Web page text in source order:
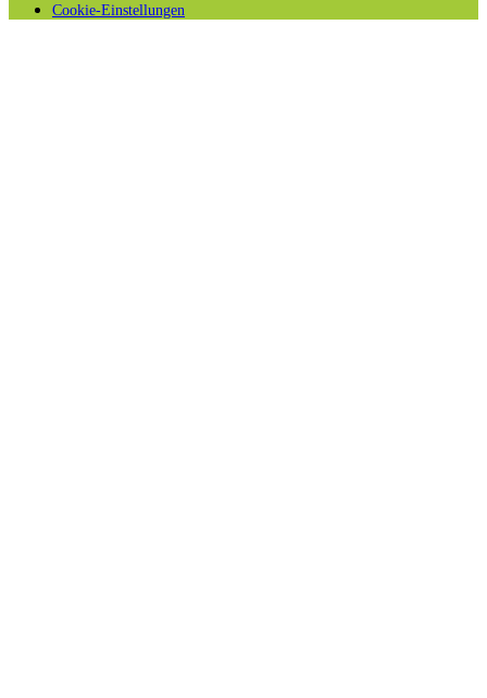
Cookie-Einstellungen